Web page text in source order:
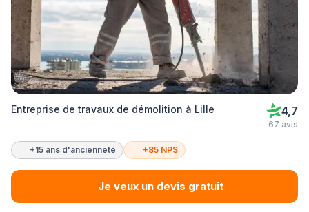
Entreprise de travaux de démolition à Lille 4,7
67 avis
+15 ans d'ancienneté +85 NPS
Je veux un devis gratuit